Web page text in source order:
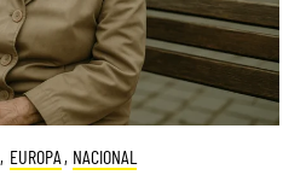
, EUROPA , NACIONAL